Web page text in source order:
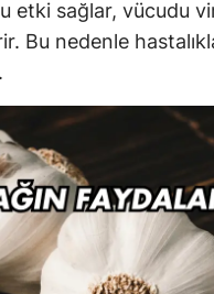
etki sağlar, vücudu
Bu nedenle